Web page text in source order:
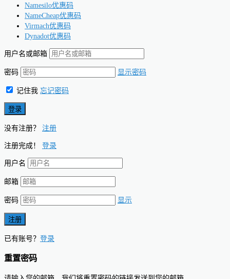
Namesilo优惠码
NameCheap优惠码
Virmach优惠码
Dynadot优惠码
用户名或邮箱
密码 显示密码
记住我 忘记密码
没有注册？ 注册
注册完成！ 登录
用户名
邮箱
密码 显示
已有账号？ 登录
重置密码